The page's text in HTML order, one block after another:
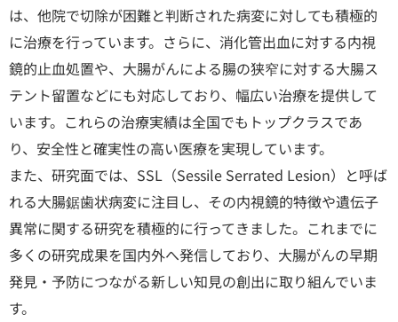
は、他院で切除が困難と判断された病変に対しても積極的
に治療を行っています。さらに、消化管出血に対する内視
鏡的止血処置や、大腸がんによる腸の狭窄に対する大腸ス
テント留置などにも対応しており、幅広い治療を提供して
います。これらの治療実績は全国でもトップクラスであ
り、安全性と確実性の高い医療を実現しています。
また、研究面では、SSL（Sessile Serrated Lesion）と呼ば
れる大腸鋸歯状病変に注目し、その内視鏡的特徴や遺伝子
異常に関する研究を積極的に行ってきました。これまでに
多くの研究成果を国内外へ発信しており、大腸がんの早期
発見・予防につながる新しい知見の創出に取り組んでいま
す。